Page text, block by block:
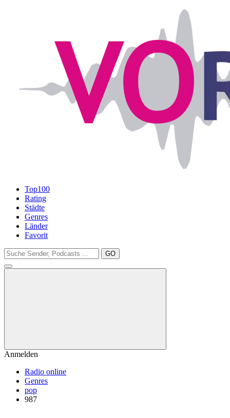
Top100
Rating
Städte
Genres
Länder
Favorit
GO
Anmelden
Radio online
Genres
pop
987